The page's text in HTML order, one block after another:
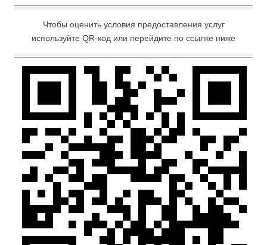
Чтобы оценить условия предоставления услуг
используйте QR-код или перейдите по ссылке ниже